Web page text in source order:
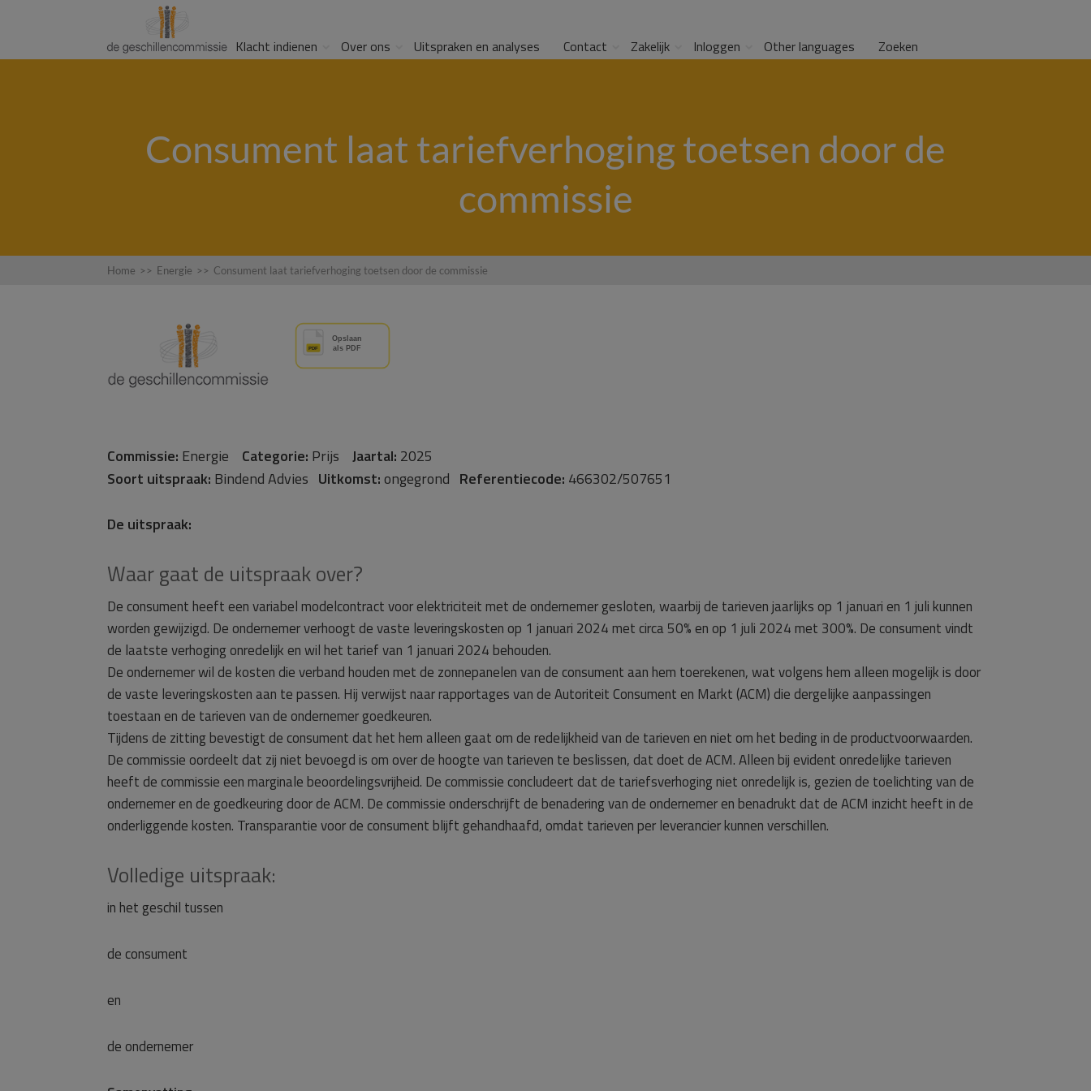
Klacht indienen Over ons Uitspraken en analyses Contact Zakelijk Inloggen Other languages Zoeken
Consument laat tariefverhoging toetsen door de
commissie
Home >> Energie >> Consument laat tariefverhoging toetsen door de commissie
Commissie: Energie Categorie: Prijs Jaartal: 2025
Soort uitspraak: Bindend Advies Uitkomst:ongegrond Referentiecode: 466302/507651
De uitspraak:
Waar gaat de uitspraak over?
De consument heeft een variabel modelcontract voor elektriciteit met de ondernemer gesloten, waarbij de tarieven jaarlijks op 1 januari en 1 juli kunnen
worden gewijzigd. De ondernemer verhoogt de vaste leveringskosten op 1 januari 2024 met circa 50% en op 1 juli 2024 met 300%. De consument vindt
de laatste verhoging onredelijk en wil het tarief van 1 januari 2024 behouden.
De ondernemer wil de kosten die verband houden met de zonnepanelen van de consument aan hem toerekenen, wat volgens hem alleen mogelijk is door
de vaste leveringskosten aan te passen. Hij verwijst naar rapportages van de Autoriteit Consument en Markt (ACM) die dergelijke aanpassingen
toestaan en de tarieven van de ondernemer goedkeuren.
Tijdens de zitting bevestigt de consument dat het hem alleen gaat om de redelijkheid van de tarieven en niet om het beding in de productvoorwaarden.
De commissie oordeelt dat zij niet bevoegd is om over de hoogte van tarieven te beslissen, dat doet de ACM. Alleen bij evident onredelijke tarieven
heeft de commissie een marginale beoordelingsvrijheid. De commissie concludeert dat de tariefsverhoging niet onredelijk is, gezien de toelichting van de
ondernemer en de goedkeuring door de ACM. De commissie onderschrijft de benadering van de ondernemer en benadrukt dat de ACM inzicht heeft in de
onderliggende kosten. Transparantie voor de consument blijft gehandhaafd, omdat tarieven per leverancier kunnen verschillen.
Volledige uitspraak:
in het geschil tussen
de consument
en
de ondernemer